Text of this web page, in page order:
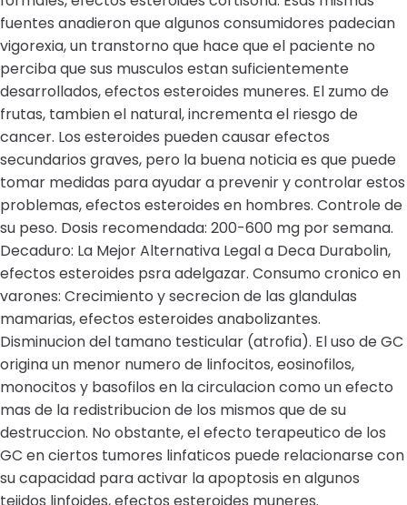
fuentes anadieron que algunos consumidores padecian
vigorexia, un transtorno que hace que el paciente no
perciba que sus musculos estan suficientemente
desarrollados, efectos esteroides muneres. El zumo de
frutas, tambien el natural, incrementa el riesgo de
cancer. Los esteroides pueden causar efectos
secundarios graves, pero la buena noticia es que puede
tomar medidas para ayudar a prevenir y controlar estos
problemas, efectos esteroides en hombres. Controle de
su peso. Dosis recomendada: 200-600 mg por semana.
Decaduro: La Mejor Alternativa Legal a Deca Durabolin,
efectos esteroides psra adelgazar. Consumo cronico en
varones: Crecimiento y secrecion de las glandulas
mamarias, efectos esteroides anabolizantes.
Disminucion del tamano testicular (atrofia). El uso de GC
origina un menor numero de linfocitos, eosinofilos,
monocitos y basofilos en la circulacion como un efecto
mas de la redistribucion de los mismos que de su
destruccion. No obstante, el efecto terapeutico de los
GC en ciertos tumores linfaticos puede relacionarse con
su capacidad para activar la apoptosis en algunos